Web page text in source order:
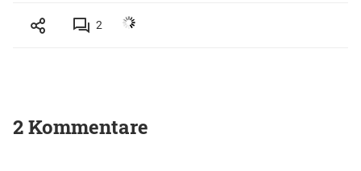
2
2 Kommentare